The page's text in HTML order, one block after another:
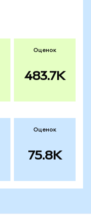
Оценок
483.7K
Оценок
75.8K